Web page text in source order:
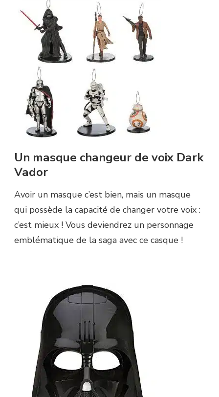
Un masque changeur de voix Dark
Vador
Avoir un masque c’est bien, mais un masque
qui possède la capacité de changer votre voix :
c’est mieux ! Vous deviendrez un personnage
emblématique de la saga avec ce casque !